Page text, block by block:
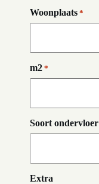
Woonplaats *
m2 *
Soort ondervloer
Extra